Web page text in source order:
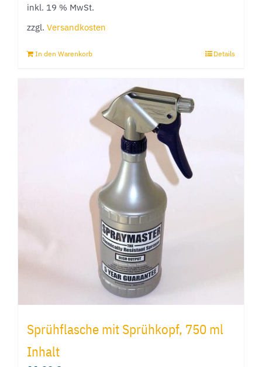
inkl. 19 % MwSt.
zzgl. Versandkosten
In den Warenkorb Details
Sprühflasche mit Sprühkopf, 750 ml
Inhalt